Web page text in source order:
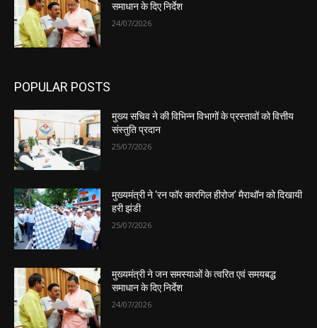
समाधान के दिए निर्देश
24/07/2026
POPULAR POSTS
मुख्य सचिव ने की विभिन्न विभागों के प्रस्तावों को वित्तीय
संस्तुति प्रदान
25/07/2026
मुख्यमंत्री ने ‘रन फॉर कारगिल हीरोज’ मैराथॉन को दिखायी
हरी झंडी
25/07/2026
मुख्यमंत्री ने जन समस्याओं के त्वरित एवं समयबद्ध
समाधान के दिए निर्देश
24/07/2026